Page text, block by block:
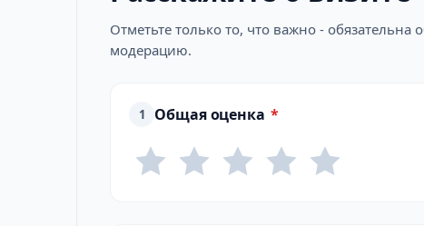
Отметьте только то, что важно -
модерацию.
1 Общая оценка *